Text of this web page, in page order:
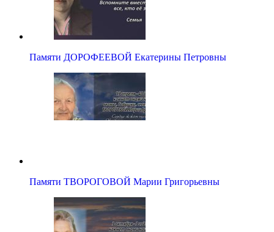
Памяти ДОРОФЕЕВОЙ Екатерины Петровны
Памяти ТВОРОГОВОЙ Марии Григорьевны